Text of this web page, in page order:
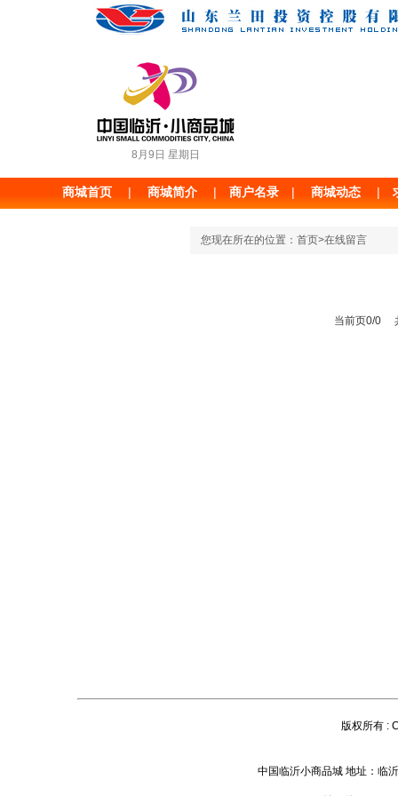
8月9日 星期日
商城首页 | 商城简介 | 商户名录 | 商城动态 |
您现在所在的位置：首页>在线留言
当前页0/0
版权所有 :
中国临沂小商品城 地址：临